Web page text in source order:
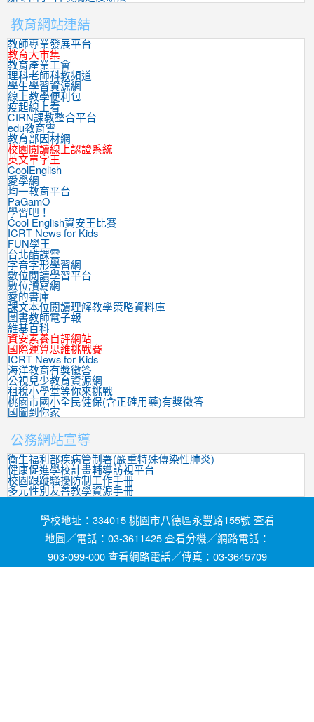
教育網站連結
教師專業發展平台
教育大市集
教育產業工會
理科老師科教頻道
學生學習資源網
線上教學便利包
疫起線上看
CIRN課教整合平台
edu教育雲
教育部因材網
校園閱讀線上認證系統
英文單字王
CoolEnglish
愛學網
均一教育平台
PaGamO
學習吧！
Cool English資安王比賽
ICRT News for Kids
FUN學王
台北酷課雲
字音字形學習網
數位閱讀學習平台
數位讀寫網
愛的書庫
課文本位閱讀理解教學策略資料庫
圖書教師電子報
維基百科
資安素養自評網站
國際運算思維挑戰賽
ICRT News for Kids
海洋教育有獎徵答
公視兒少教育資源網
租稅小學堂等你來挑戰
桃園市國小全民健保(含正確用藥)有獎徵答
國圖到你家
公務網站宣導
衛生福利部疾病管制署(嚴重特殊傳染性肺炎)
健康促進學校計畫輔導訪視平台
校園跟蹤騷擾防制工作手冊
多元性別友善教學資源手冊
學校地址：334015 桃園市八德區永豐路155號 查看
地圖／電話：03-3611425 查看分機／網路電話：
903-099-000 查看網路電話／傳真：03-3645709